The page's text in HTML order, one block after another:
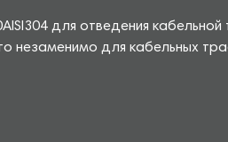
для отведения
незаменимо для кабельных